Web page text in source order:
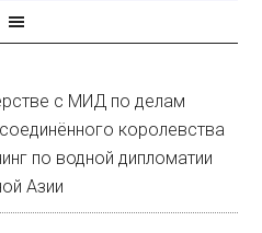
с МИД по делам
королевства
по водной дипломатии
Азии